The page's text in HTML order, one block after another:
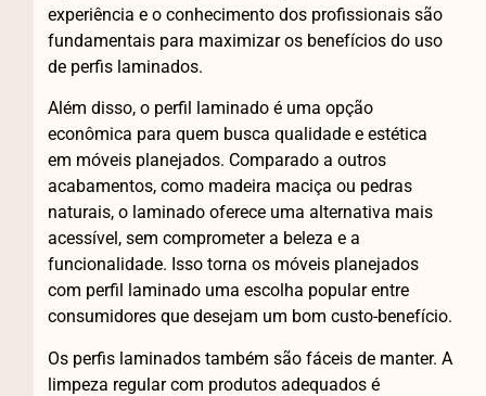
experiência e o conhecimento dos profissionais são
fundamentais para maximizar os benefícios do uso
de perfis laminados.
Além disso, o perfil laminado é uma opção
econômica para quem busca qualidade e estética
em móveis planejados. Comparado a outros
acabamentos, como madeira maciça ou pedras
naturais, o laminado oferece uma alternativa mais
acessível, sem comprometer a beleza e a
funcionalidade. Isso torna os móveis planejados
com perfil laminado uma escolha popular entre
consumidores que desejam um bom custo-benefício.
Os perfis laminados também são fáceis de manter. A
limpeza regular com produtos adequados é